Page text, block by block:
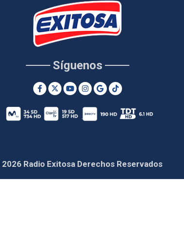
Síguenos
Radio Exitosa Derechos Reservados